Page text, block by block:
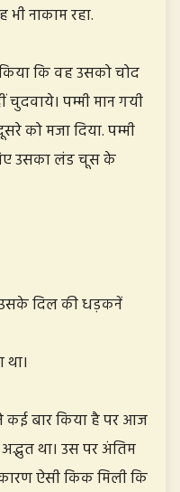
नाकाम रहा.
कि वह उसको चोद
पम्मी मान गयी
को मजा दिया. पम्मी
उसका लंड चूस के
दिल की धड़कनें
कई बार किया है पर आज
था। उस पर अंतिम
ऐसी किक मिली कि